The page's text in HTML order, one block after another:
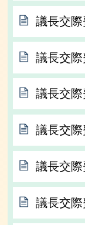
議長交際
議長交際
議長交際
議長交際
議長交際
議長交際